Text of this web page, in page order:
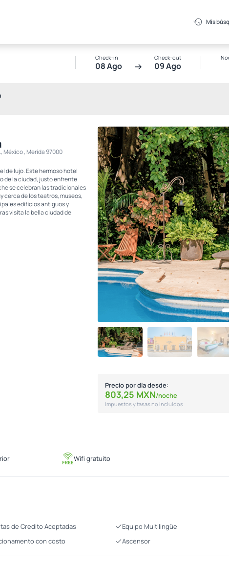
Mis
Check-in
08 Ago
Check-out
09 Ago
México , Merida 97000
de lujo. Este hermoso hotel
de la ciudad, justo enfrente
se celebran las tradicionales
cerca de los teatros, museos,
edificios antiguos y
visita la bella ciudad de
Precio por día desde:
803,25 MXN/noche
Impuestos y tasas no incluidos
Wifi gratuito
de Credito Aceptadas Equipo Multilingüe
con costo Ascensor